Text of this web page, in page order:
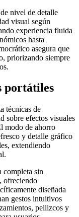
nivel de detalle
visual según
experiencia fluida
hasta
asegura que
priorizando siempre
portátiles
técnicas de
sobre efectos visuales
modo de ahorro
y detalle gráfico
extendiendo
completa sin
ofreciendo
diseñada
gestos intuitivos
pellizcos y